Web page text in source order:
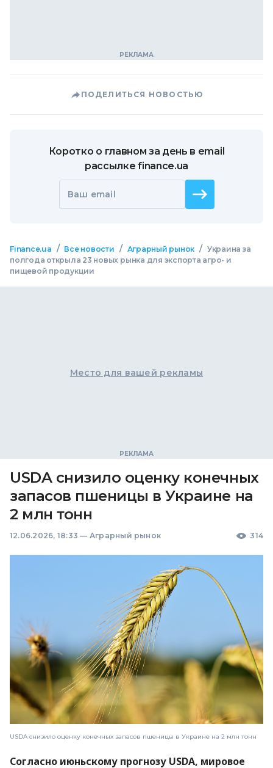
ПОДЕЛИТЬСЯ НОВОСТЬЮ
Коротко о главном за день в email
рассылке finance.ua
Ваш email
Finance.ua / Все новости / Аграрный рынок / Украина за
полгода открыла 23 новых рынка для экспорта агро- и
пищевой продукции
Место для вашей рекламы
USDA снизило оценку конечных
запасов пшеницы в Украине на
2 млн тонн
12.06.2026, 18:33 — Аграрный рынок 314
USDA снизило оценку конечных запасов пшеницы в Украине на 2 млн тонн
Согласно июньскому прогнозу USDA, мировое